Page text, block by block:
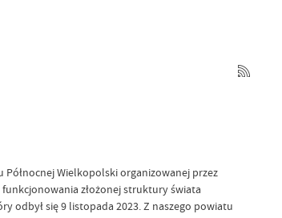
Wielkopolski organizowanej przez
złożonej struktury świata
odbył się 9 listopada 2023. Z naszego powiatu